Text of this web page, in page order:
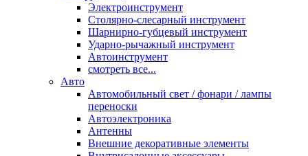
Электроинструмент
Столярно-слесарный инструмент
Шарнирно-губцевый инструмент
Ударно-рычажный инструмент
Автоинструмент
смотреть все...
Авто
Автомобильный свет / фонари / лампы
переноски
Автоэлектроника
Антенны
Внешние декоративные элементы